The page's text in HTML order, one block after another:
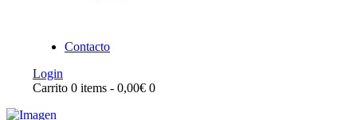
Contacto
Login
Carrito 0 items - 0,00€ 0